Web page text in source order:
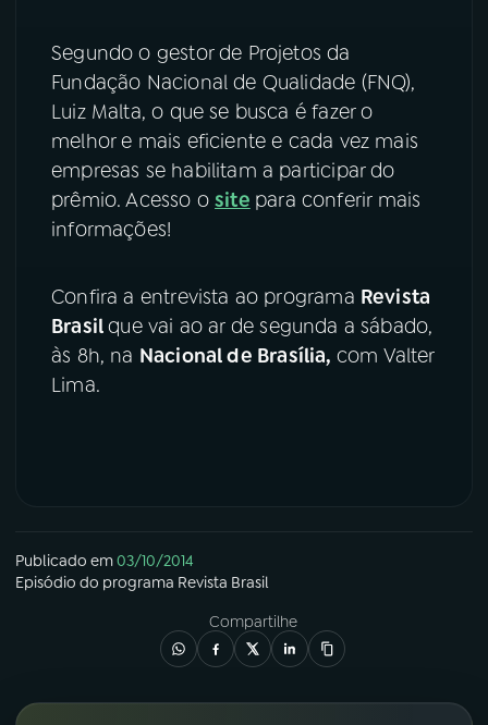
07 ÚLTIMAS
08 FESTIVAL DE MÚSICA
ACOMPANHE A RÁDIO NACIONAL
Instagram X
TikTok
Segundo o gestor de Projetos da
Fundação Nacional de Qualidade (FNQ),
Luiz Malta, o que se busca é fazer o
melhor e mais eficiente e cada vez mais
empresas se habilitam a participar do
prêmio. Acesso osite para conferir mais
informações!
Confira a entrevista ao programa Revista
Brasilque vai ao ar de segunda a sábado,
às 8h, na Nacional de Brasília, com Valter
Lima.
Publicado em03/10/2014
Episódio do programa Revista Brasil
Compartilhe